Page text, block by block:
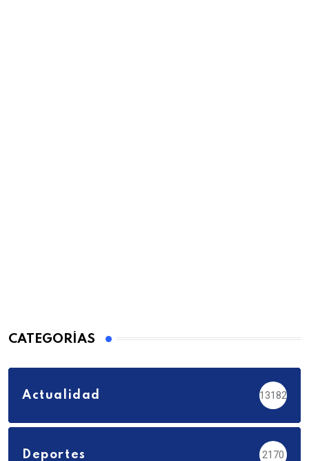
CATEGORÍAS
Actualidad 13182
Deportes 2170